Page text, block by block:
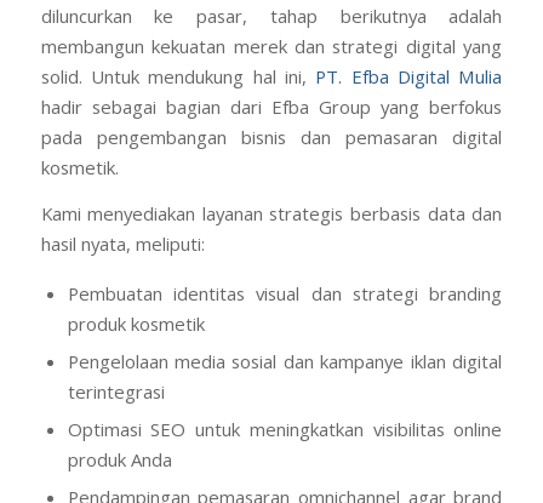
diluncurkan ke pasar, tahap berikutnya adalah
membangun kekuatan merek dan strategi digital yang
solid. Untuk mendukung hal ini, PT. Efba Digital Mulia
hadir sebagai bagian dari Efba Group yang berfokus
pada pengembangan bisnis dan pemasaran digital
kosmetik.
Kami menyediakan layanan strategis berbasis data dan
hasil nyata, meliputi:
Pembuatan identitas visual dan strategi branding
produk kosmetik
Pengelolaan media sosial dan kampanye iklan digital
terintegrasi
Optimasi SEO untuk meningkatkan visibilitas online
produk Anda
Pendampingan pemasaran omnichannel agar brand